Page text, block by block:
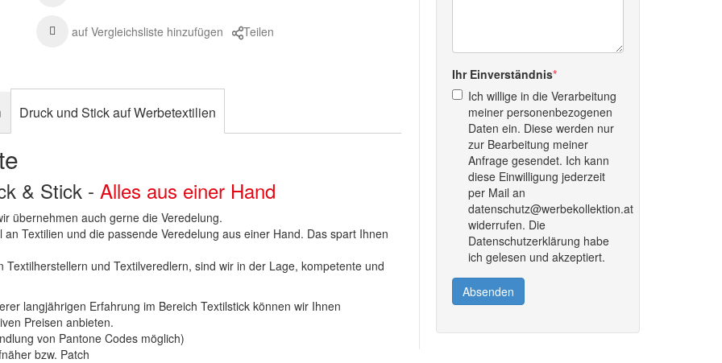
auf Vergleichsliste hinzufügen Teilen
Ihr Einverständnis
Ich willige in die Verarbeitung
meiner personenbezogenen
Daten ein. Diese werden nur
zur Bearbeitung meiner
Anfrage gesendet. Ich kann
diese Einwilligung jederzeit
per Mail an
datenschutz@werbekollektion.at
widerrufen. Die
Datenschutzerklärung habe
ich gelesen und akzeptiert.
Absenden
Druck und Stick auf Werbetextilien
& Stick -Alles aus einer Hand
übernehmen auch gerne die Veredelung.
Textilien und die passende Veredelung aus einer Hand. Das spart Ihnen
und Textilveredlern, sind wir in der Lage, kompetente und
langjährigen Erfahrung im Bereich Textilstick können wir Ihnen
Preisen anbieten.
von Pantone Codes möglich)
bzw. Patch